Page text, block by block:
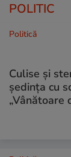
POLITIC
Politică
Culise și
ședința cu
„Vânătoare